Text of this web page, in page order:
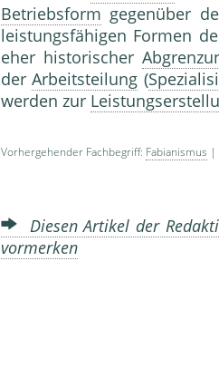
Betriebsform gegenüber
leistungsfähigen Formen
eher historischer
derArbeitsteilung (
werden zur
Vorhergehender Fachbegriff: Fabianismus |
Diesen Artikel der
vormerken